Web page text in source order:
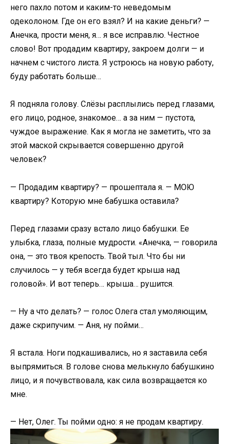
него пахло потом и каким-то неведомым
одеколоном. Где он его взял? И на какие деньги? —
Анечка, прости меня, я… я все исправлю. Честное
слово! Вот продадим квартиру, закроем долги — и
начнем с чистого листа. Я устроюсь на новую работу,
буду работать больше…
Я подняла голову. Слёзы расплылись перед глазами,
его лицо, родное, знакомое… а за ним — пустота,
чуждое выражение. Как я могла не заметить, что за
этой маской скрывается совершенно другой
человек?
— Продадим квартиру? — прошептала я. — МОЮ
квартиру? Которую мне бабушка оставила?
Перед глазами сразу встало лицо бабушки. Ее
улыбка, глаза, полные мудрости. «Анечка, — говорила
она, — это твоя крепость. Твой тыл. Что бы ни
случилось — у тебя всегда будет крыша над
головой». И вот теперь… крыша… рушится.
— Ну а что делать? — голос Олега стал умоляющим,
даже скрипучим. — Аня, ну пойми…
Я встала. Ноги подкашивались, но я заставила себя
выпрямиться. В голове снова мелькнуло бабушкино
лицо, и я почувствовала, как сила возвращается ко
мне.
— Нет, Олег. Ты пойми одно: я не продам квартиру.